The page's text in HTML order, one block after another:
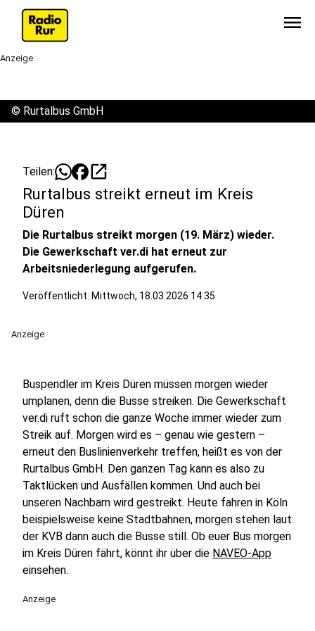
menu
Anzeige
© Rurtalbus GmbH
Teilen: open_in_new
Rurtalbus streikt erneut im Kreis
Düren
Die Rurtalbus streikt morgen (19. März) wieder.
Die Gewerkschaft ver.di hat erneut zur
Arbeitsniederlegung aufgerufen.
Veröffentlicht: Mittwoch, 18.03.2026 14:35
Anzeige
Buspendler im Kreis Düren müssen morgen wieder
umplanen, denn die Busse streiken. Die Gewerkschaft
ver.di ruft schon die ganze Woche immer wieder zum
Streik auf. Morgen wird es – genau wie gestern –
erneut den Buslinienverkehr treffen, heißt es von der
Rurtalbus GmbH. Den ganzen Tag kann es also zu
Taktlücken und Ausfällen kommen. Und auch bei
unseren Nachbarn wird gestreikt. Heute fahren in Köln
beispielsweise keine Stadtbahnen, morgen stehen laut
der KVB dann auch die Busse still. Ob euer Bus morgen
im Kreis Düren fährt, könnt ihr über die NAVEO-App
einsehen.
Anzeige